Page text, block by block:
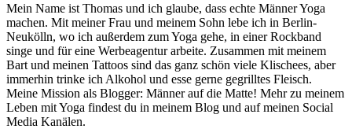
Mein Name ist Thomas und ich glaube, dass echte Männer Yoga
machen. Mit meiner Frau und meinem Sohn lebe ich in Berlin-
Neukölln, wo ich außerdem zum Yoga gehe, in einer Rockband
singe und für eine Werbeagentur arbeite. Zusammen mit meinem
Bart und meinen Tattoos sind das ganz schön viele Klischees, aber
immerhin trinke ich Alkohol und esse gerne gegrilltes Fleisch.
Meine Mission als Blogger: Männer auf die Matte! Mehr zu meinem
Leben mit Yoga findest du in meinem Blog und auf meinen Social
Media Kanälen.